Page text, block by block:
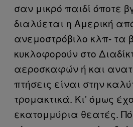
σαν μικρό παιδί όποτε
διαλύεται η Αμερική
ανεμοστρόβιλο κλπ- τα
κυκλοφορούν στο
αεροσκαφών ή και
πτήσεις είναι στην
τρομακτικά. Κι’ όμως
εκατομμύρια θεατές.